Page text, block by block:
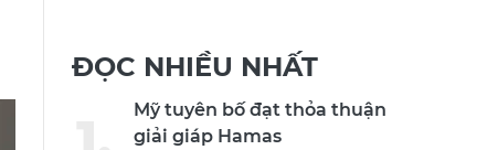
ĐỌC NHIỀU NHẤT
Mỹ tuyên bố đạt thỏa thuận
giải giáp Hamas